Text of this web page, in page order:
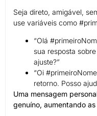
Seja direto, amigável,
use variáveis como
“Olá
sua resposta
ajuste?”
“Oi
retorno. Posso
Uma mensagem
genuíno, aumentando